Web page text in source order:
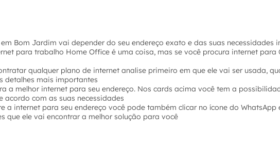
Bom Jardim vai depender do seu endereço exato e das suas necessidades
para trabalho Home Office é uma coisa, mas se você procura internet para
qualquer plano de internet analise primeiro em que ele vai ser usada,
detalhes mais importantes
a melhor internet para seu endereço. Nos cards acima você tem a
acordo com as suas necessidades
a internet para seu endereço você pode também clicar no ícone do WhatsApp
que ele vai encontrar a melhor solução para você